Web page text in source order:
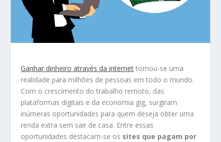
Ganhar dinheiro através da internet tornou-se uma
realidade para milhões de pessoas em todo o mundo.
Com o crescimento do trabalho remoto, das
plataformas digitais e da economia gig, surgiram
inúmeras oportunidades para quem deseja obter uma
renda extra sem sair de casa. Entre essas
oportunidades destacam-se os sites que pagam por